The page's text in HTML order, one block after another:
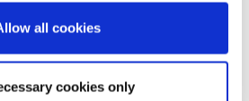
also like to:
all cookies
cookies only